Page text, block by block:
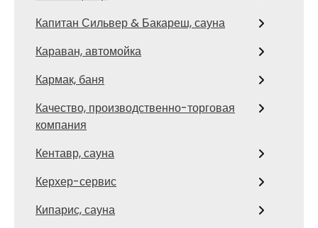
Капитан Сильвер & Бакареш, сауна
Караван, автомойка
Кармак, баня
Качество, производственно-торговая
компания
Кентавр, сауна
Керхер-сервис
Кипарис, сауна